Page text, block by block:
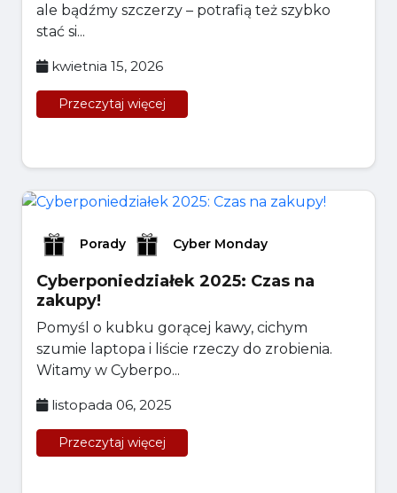
ale bądźmy szczerzy – potrafią też szybko
stać si...
kwietnia 15, 2026
Przeczytaj więcej
Porady Cyber Monday
Cyberponiedziałek 2025: Czas na
zakupy!
Pomyśl o kubku gorącej kawy, cichym
szumie laptopa i liście rzeczy do zrobienia.
Witamy w Cyberpo...
listopada 06, 2025
Przeczytaj więcej